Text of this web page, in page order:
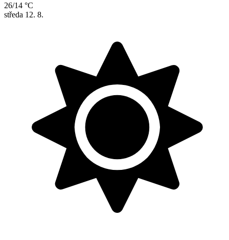
26/14 °C
středa 12. 8.